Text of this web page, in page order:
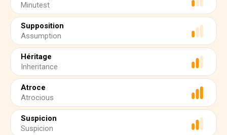
Minutest
Supposition
Assumption
Héritage
Inheritance
Atroce
Atrocious
Suspicion
Suspicion